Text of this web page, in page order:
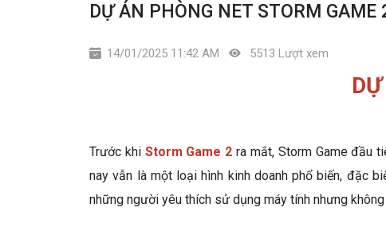
DỰ ÁN PHÒNG NET STORM
14/01/2025 11:42 AM 5513 Lượt xem
Trước khiStorm Game 2 ra mắt, Storm Game đầu
nay vẫn là một loại hình kinh doanh phổ biến, đặc
những người yêu thích sử dụng máy tính nhưng